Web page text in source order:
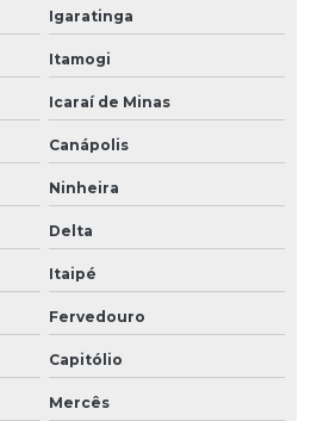
Igaratinga
Itamogi
Icaraí de Minas
Canápolis
Ninheira
Delta
Itaipé
Fervedouro
Capitólio
Mercês